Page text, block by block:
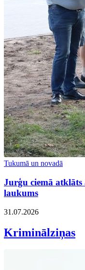
Tukumā un novadā
Jurģu ciemā
laukums
31.07.2026
Kriminālziņas